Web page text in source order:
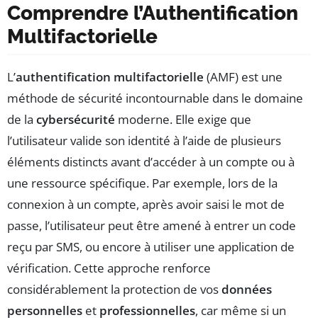
Comprendre l’Authentification
Multifactorielle
L’authentification multifactorielle (AMF) est une
méthode de sécurité incontournable dans le domaine
de la cybersécurité moderne. Elle exige que
l’utilisateur valide son identité à l’aide de plusieurs
éléments distincts avant d’accéder à un compte ou à
une ressource spécifique. Par exemple, lors de la
connexion à un compte, après avoir saisi le mot de
passe, l’utilisateur peut être amené à entrer un code
reçu par SMS, ou encore à utiliser une application de
vérification. Cette approche renforce
considérablement la protection de vosdonnées
personnelles et professionnelles, car même si un